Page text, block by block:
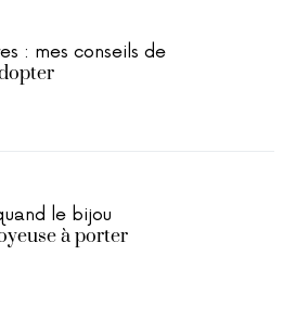
: mes conseils de
le bijou
à porter